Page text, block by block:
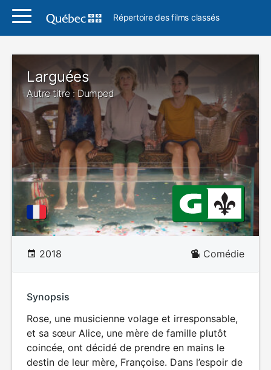
Répertoire des films classés
Larguées
Autre titre : Dumped
2018 Comédie
Synopsis
Rose, une musicienne volage et irresponsable,
et sa sœur Alice, une mère de famille plutôt
coincée, ont décidé de prendre en mains le
destin de leur mère, Françoise. Dans l’espoir de